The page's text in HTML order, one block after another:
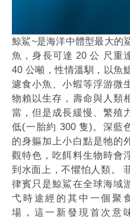
鯨鯊~是海洋中體型最大的
魚，身長可達 20 公 尺重
40 公噸，性情溫馴，以魚
濾食小魚、小蝦等浮游微
物賴以生存，壽命與人類
當，但是成長緩慢、繁殖
低(一胎約 300 隻)。深藍
的身軀加上小白點是牠的
觀特色，吃餌料生物時會
到水面上，不懼怕人類。
律賓只是鯨鯊在全球海域
弋時途經的其中一個聚
場，這一新發現首次意